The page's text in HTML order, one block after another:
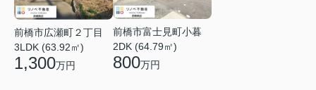
前橋市広瀬町２丁目
3LDK (63.92㎡)
1,300万円
前橋市富士見町小暮
2DK (64.79㎡)
800万円